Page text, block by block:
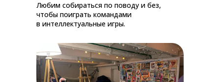
Любим собираться по поводу и без,
чтобы поиграть командами
в интеллектуальные игры.